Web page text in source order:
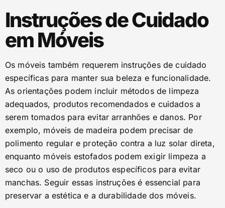
Instruções de Cuidado
em Móveis
Os móveis também requerem instruções de cuidado
específicas para manter sua beleza e funcionalidade.
As orientações podem incluir métodos de limpeza
adequados, produtos recomendados e cuidados a
serem tomados para evitar arranhões e danos. Por
exemplo, móveis de madeira podem precisar de
polimento regular e proteção contra a luz solar direta,
enquanto móveis estofados podem exigir limpeza a
seco ou o uso de produtos específicos para evitar
manchas. Seguir essas instruções é essencial para
preservar a estética e a durabilidade dos móveis.